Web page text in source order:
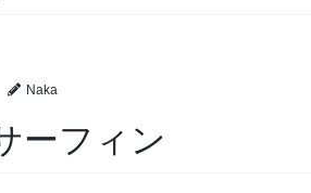
Naka
ーフィン